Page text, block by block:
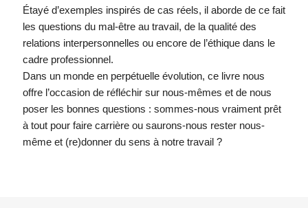
Étayé d’exemples inspirés de cas réels, il aborde de ce fait
les questions du mal-être au travail, de la qualité des
relations interpersonnelles ou encore de l’éthique dans le
cadre professionnel.
Dans un monde en perpétuelle évolution, ce livre nous
offre l’occasion de réfléchir sur nous-mêmes et de nous
poser les bonnes questions : sommes-nous vraiment prêt
à tout pour faire carrière ou saurons-nous rester nous-
même et (re)donner du sens à notre travail ?